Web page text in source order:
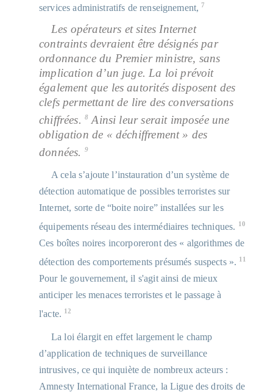
services administratifs de renseignement, 7
Les opérateurs et sites Internet
contraints devraient être désignés par
ordonnance du Premier ministre, sans
implication d’un juge. La loi prévoit
également que les autorités disposent des
clefs permettant de lire des conversations
chiffrées. 8 Ainsi leur serait imposée une
obligation de « déchiffrement » des
données.
9
A cela s’ajoute l’instauration d’un système de
détection automatique de possibles terroristes sur
Internet, sorte de “boite noire” installées sur les
équipements réseau des intermédiaires techniques. 10
Ces boîtes noires incorporeront des « algorithmes de
détection des comportements présumés suspects ». 11
Pour le gouvernement, il s'agit ainsi de mieux
anticiper les menaces terroristes et le passage à
l'acte. 12
La loi élargit en effet largement le champ
d’application de techniques de surveillance
intrusives, ce qui inquiète de nombreux acteurs :
Amnesty International France, la Ligue des droits de